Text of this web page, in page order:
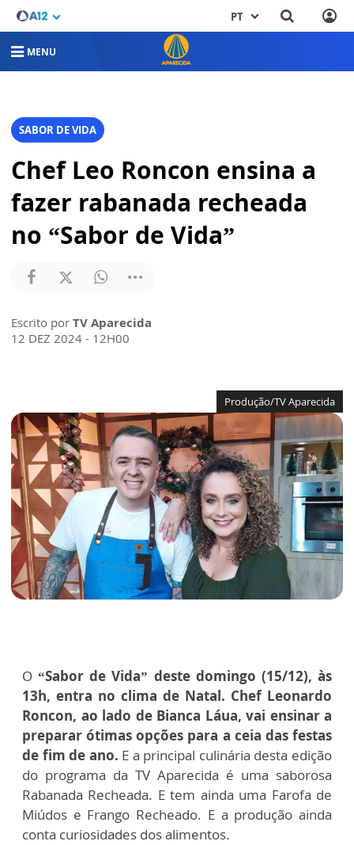
PT
MENU
SABOR DE VIDA
Chef Leo Roncon ensina a
fazer rabanada recheada
no “Sabor de Vida”
Escrito por TV Aparecida
12 DEZ 2024 - 12H00
Produção/TV Aparecida
O“Sabor de Vida” deste domingo (15/12), às
13h, entra no clima de Natal. Chef Leonardo
Roncon, ao lado de Bianca Láua, vai ensinar a
preparar ótimas opções para a ceia das festas
de fim de ano. E a principal culinária desta edição
do programa da TV Aparecida é uma saborosa
Rabanada Recheada. E tem ainda uma Farofa de
Miúdos e Frango Recheado. E a produção ainda
conta curiosidades dos alimentos.